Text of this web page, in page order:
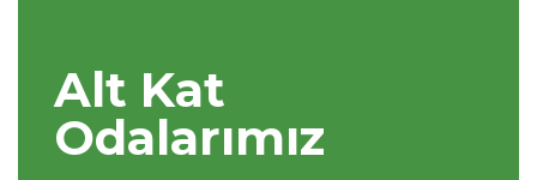
Alt Kat
Odalarımız